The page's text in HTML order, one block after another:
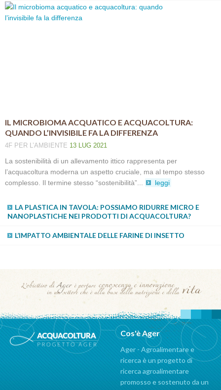
IL MICROBIOMA ACQUATICO E ACQUACOLTURA:
QUANDO L’INVISIBILE FA LA DIFFERENZA
4F PER L’AMBIENTE 13 LUG 2021
La sostenibilità di un allevamento ittico rappresenta per
l’acquacoltura moderna un aspetto cruciale, ma al tempo stesso
complesso. Il termine stesso “sostenibilità”...
leggi
LA PLASTICA IN TAVOLA: POSSIAMO RIDURRE MICRO E
NANOPLASTICHE NEI PRODOTTI DI ACQUACOLTURA?
L’IMPATTO AMBIENTALE DELLE FARINE DI INSETTO
Cos'è Ager
Ager - Agroalimentare e
ricerca è un progetto di
ricerca agroalimentare
promosso e sostenuto da un